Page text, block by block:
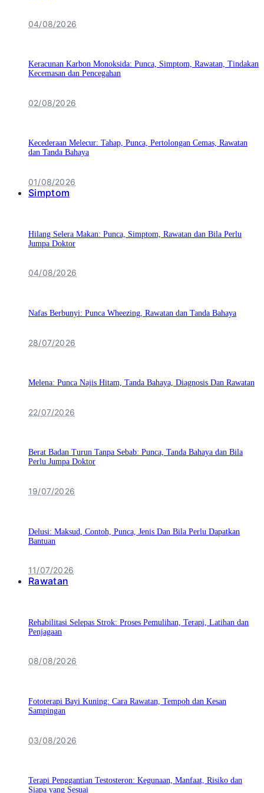
04/08/2026
Keracunan Karbon Monoksida: Punca, Simptom, Rawatan, Tindakan
Kecemasan dan Pencegahan
02/08/2026
Kecederaan Melecur: Tahap, Punca, Pertolongan Cemas, Rawatan
dan Tanda Bahaya
01/08/2026
Simptom
Hilang Selera Makan: Punca, Simptom, Rawatan dan Bila Perlu
Jumpa Doktor
04/08/2026
Nafas Berbunyi: Punca Wheezing, Rawatan dan Tanda Bahaya
28/07/2026
Melena: Punca Najis Hitam, Tanda Bahaya, Diagnosis Dan Rawatan
22/07/2026
Berat Badan Turun Tanpa Sebab: Punca, Tanda Bahaya dan Bila
Perlu Jumpa Doktor
19/07/2026
Delusi: Maksud, Contoh, Punca, Jenis Dan Bila Perlu Dapatkan
Bantuan
11/07/2026
Rawatan
Rehabilitasi Selepas Strok: Proses Pemulihan, Terapi, Latihan dan
Penjagaan
08/08/2026
Fototerapi Bayi Kuning: Cara Rawatan, Tempoh dan Kesan
Sampingan
03/08/2026
Terapi Penggantian Testosteron: Kegunaan, Manfaat, Risiko dan
Siapa yang Sesuai